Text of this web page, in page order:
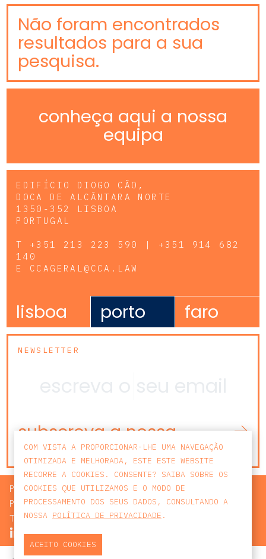
Não foram encontrados
resultados para a sua
pesquisa.
conheça aqui a nossa
equipa
EDIFÍCIO DIOGO CÃO,
DOCA DE ALCÂNTARA NORTE
1350-352 LISBOA
PORTUGAL
T +351 213 223 590 | +351 914 682
140
E CCAGERAL@CCA.LAW
lisboa porto faro
NEWSLETTER
subscreva a nossa
newsletter
PROCURAR
POLÍTICA DE PRIVACIDADE
TERMOS E CONDIÇÕES
COM VISTA A PROPORCIONAR-LHE UMA NAVEGAÇÃO
OTIMIZADA E MELHORADA, ESTE ESTE WEBSITE
RECORRE A COOKIES. CONSENTE? SAIBA SOBRE OS
COOKIES QUE UTILIZAMOS E O MODO DE
PROCESSAMENTO DOS SEUS DADOS, CONSULTANDO A
NOSSA POLÍTICA DE PRIVACIDADE .
ACEITO COOKIES